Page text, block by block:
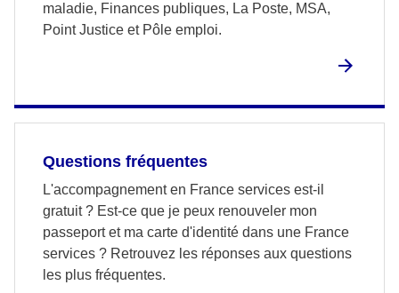
maladie, Finances publiques, La Poste, MSA,
Point Justice et Pôle emploi.
Questions fréquentes
L'accompagnement en France services est-il
gratuit ? Est-ce que je peux renouveler mon
passeport et ma carte d'identité dans une France
services ? Retrouvez les réponses aux questions
les plus fréquentes.